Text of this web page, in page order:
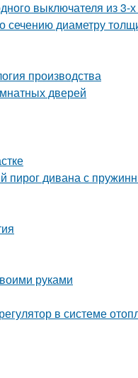
выключателя из 3-
сечению диаметру
производства
дверей
пирог дивана с
руками
в системе